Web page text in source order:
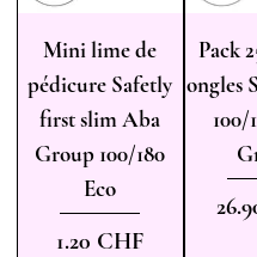
Mini lime de
pédicure Safetly
first slim Aba
Group 100/180
Eco
Prix
1.20 CHF
Pack
ongles
100/
Prix